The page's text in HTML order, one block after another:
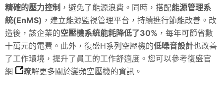
精確的壓力控制 ，避免了能源浪費。同時，搭配能源管理系
統(EnMS) ，建立能源監視管理平台，持續進行節能改善。改
造後，該企業的空壓機系統能耗降低了30% ，每年可節省數
十萬元的電費。此外，復盛H系列空壓機的低噪音設計也改善
了工作環境，提升了員工的工作舒適度。您可以參考復盛官
網
瞭解更多關於變頻空壓機的資訊。